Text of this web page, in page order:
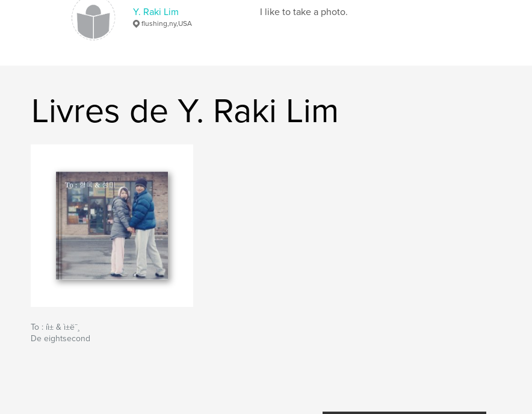
Y. Raki Lim
flushing,ny,USA
I like to take a photo.
Livres de Y. Raki Lim
To : íì± & ì±ë¯¸
De eightsecond